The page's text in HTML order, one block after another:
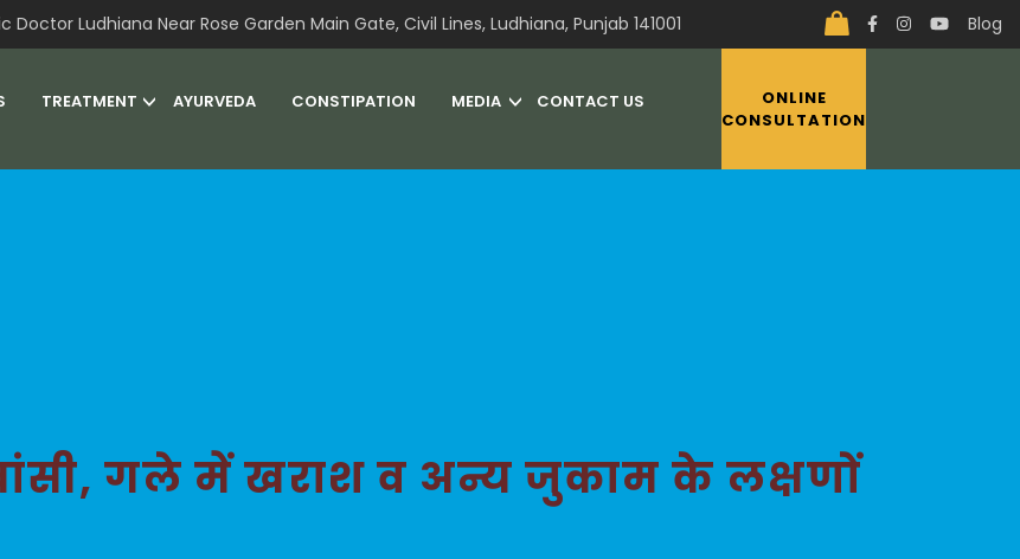
Ludhiana Near Rose Garden Main Gate, Civil Lines, Ludhiana, Punjab 141001 Blog
TREATMENT AYURVEDA CONSTIPATION MEDIA CONTACT US
ONLINE
CONSULTATION
गले में खराश व अन्य जुकाम के लक्षणों